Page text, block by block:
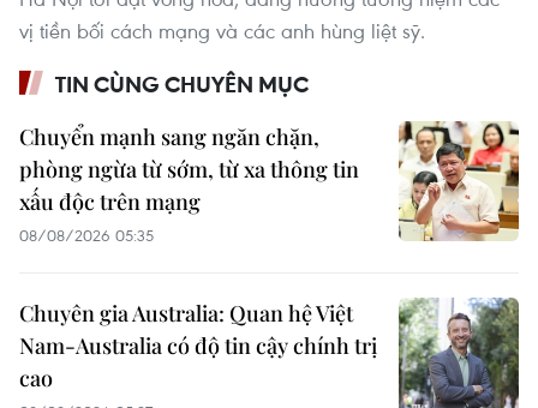
vị tiền bối cách mạng và các anh hùng liệt sỹ.
TIN CÙNG CHUYÊN MỤC
Chuyển mạnh sang ngăn chặn,
phòng ngừa từ sớm, từ xa thông tin
xấu độc trên mạng
08/08/2026 05:35
Chuyên gia Australia: Quan hệ Việt
Nam-Australia có độ tin cậy chính trị
cao